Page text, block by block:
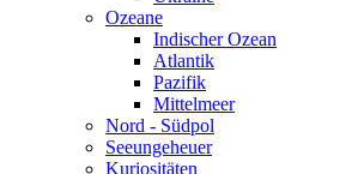
Ozeane
Indischer Ozean
Atlantik
Pazifik
Mittelmeer
Nord - Südpol
Seeungeheuer
Kuriositäten